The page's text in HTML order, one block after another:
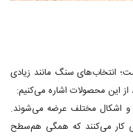
انتخاب‌های سنگ مانند زیادی
این محصولات اشاره می‌کنیم:
اشکال مختلف عرضه می‌شوند.
کار می‌کنند که همگی هم‌سطح